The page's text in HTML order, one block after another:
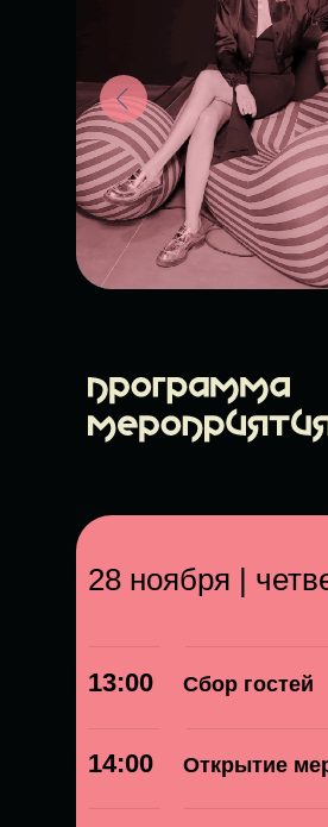
28 ноября |
13:00 Сбор гостей
14:00 Открытие